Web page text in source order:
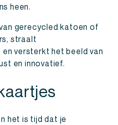
heen.
gerecycled katoen of
straalt
versterkt het beeld van
en innovatief.
het is tijd dat je